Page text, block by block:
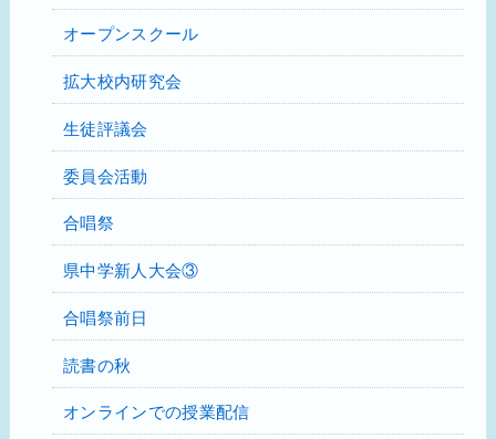
オープンスクール
拡大校内研究会
生徒評議会
委員会活動
合唱祭
県中学新人大会③
合唱祭前日
読書の秋
オンラインでの授業配信